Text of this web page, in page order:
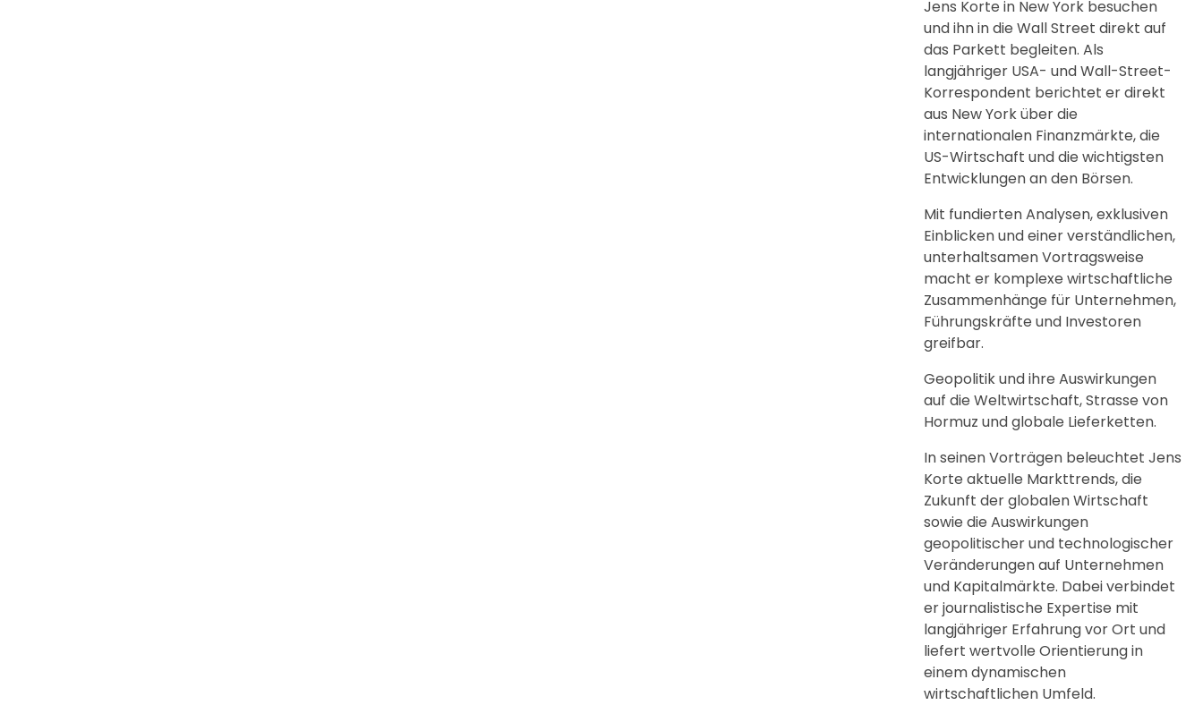
Jens Korte in New York besuchen
und ihn in die Wall Street direkt auf
das Parkett begleiten. Als
langjähriger USA- und Wall-Street-
Korrespondent berichtet er direkt
aus New York über die
internationalen Finanzmärkte, die
US-Wirtschaft und die wichtigsten
Entwicklungen an den Börsen.
Mit fundierten Analysen, exklusiven
Einblicken und einer verständlichen,
unterhaltsamen Vortragsweise
macht er komplexe wirtschaftliche
Zusammenhänge für Unternehmen,
Führungskräfte und Investoren
greifbar.
Geopolitik und ihre Auswirkungen
auf die Weltwirtschaft, Strasse von
Hormuz und globale Lieferketten.
In seinen Vorträgen beleuchtet Jens
Korte aktuelle Markttrends, die
Zukunft der globalen Wirtschaft
sowie die Auswirkungen
geopolitischer und technologischer
Veränderungen auf Unternehmen
und Kapitalmärkte. Dabei verbindet
er journalistische Expertise mit
langjähriger Erfahrung vor Ort und
liefert wertvolle Orientierung in
einem dynamischen
wirtschaftlichen Umfeld.